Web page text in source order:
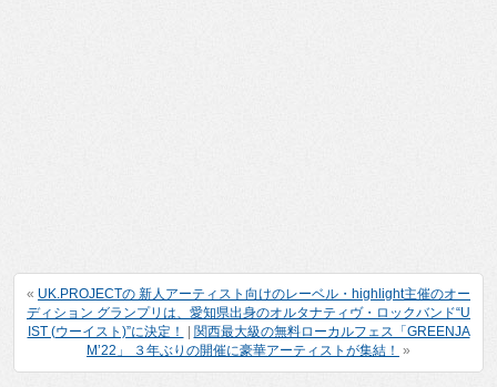
« UK.PROJECTの 新人アーティスト向けのレーベル・highlight主催のオー
ディション グランプリは、愛知県出身のオルタナティヴ・ロックバンド“U
IST (ウーイスト)”に決定！
関西最大級の無料ローカルフェス「GREENJA
M’22」 ３年ぶりの開催に豪華アーティストが集結！ »